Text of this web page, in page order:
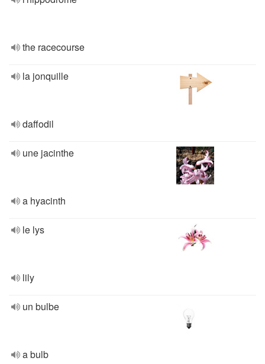
the racecourse
la jonquille
daffodil
une jacinthe
a hyacinth
le lys
lily
un bulbe
a bulb